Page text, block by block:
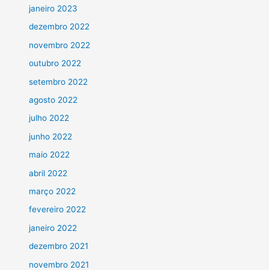
janeiro 2023
dezembro 2022
novembro 2022
outubro 2022
setembro 2022
agosto 2022
julho 2022
junho 2022
maio 2022
abril 2022
março 2022
fevereiro 2022
janeiro 2022
dezembro 2021
novembro 2021